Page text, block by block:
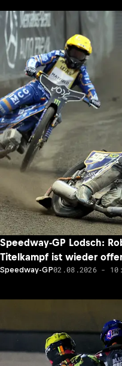
Speedway-GP Lodsch:
Titelkampf ist wieder
Speedway-GP02.08.2026 -